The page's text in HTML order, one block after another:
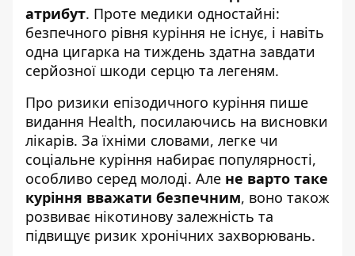
атрибут. Проте медики одностайні:
безпечного рівня куріння не існує, і навіть
одна цигарка на тиждень здатна завдати
серйозної шкоди серцю та легеням.
Про ризики епізодичного куріння пише
видання Health, посилаючись на висновки
лікарів. За їхніми словами, легке чи
соціальне куріння набирає популярності,
особливо серед молоді. Але не варто таке
куріння вважати безпечним, воно також
розвиває нікотинову залежність та
підвищує ризик хронічних захворювань.